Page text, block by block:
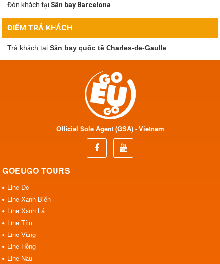
Đón khách tại Sân bay Barcelona
ĐIỂM TRẢ KHÁCH
Trả khách tại Sân bay quốc tế Charles-de-Gaulle
Official Sole Agent (GSA) - Vietnam
GOEUGO TOURS
Line Đỏ
Line Xanh Biển
Line Xanh Lá
Line Tím
Line Vàng
Line Hồng
Line Nâu